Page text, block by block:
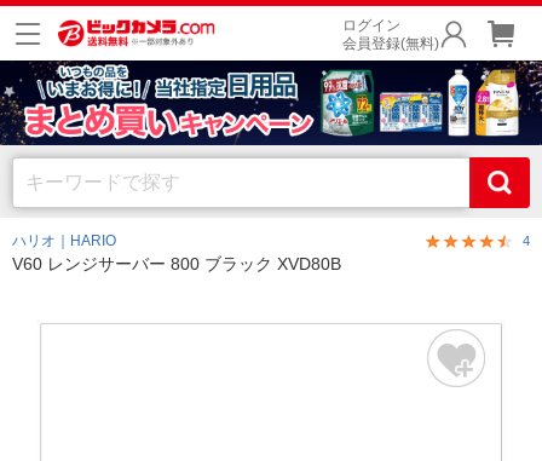
ログイン
会員登録(無料)
ハリオ｜HARIO 4
V60 レンジサーバー 800 ブラック XVD80B